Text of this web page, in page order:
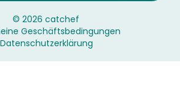
© 2026 catchef
Geschäftsbedingungen
Datenschutzerklärung